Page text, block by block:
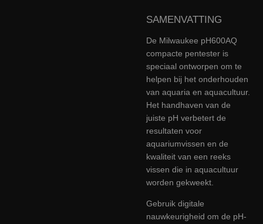
SAMENVATTING
De Milwaukee pH600AQ
compacte pentester is
speciaal ontworpen om te
helpen bij het onderhouden
van aquaria en aquacultuur.
Het handhaven van de
juiste pH verbetert de
resultaten voor
aquariumvissen en de
kwaliteit van een reeks
vissen die in aquacultuur
worden gekweekt.
Gebruik digitale
nauwkeurigheid om de pH-